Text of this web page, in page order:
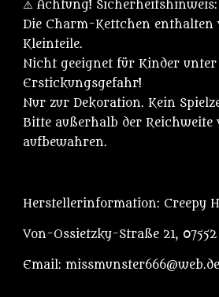
⚠️ Achtung! Sicherheitshinweis:
Die Charm-Kettchen enthalten
Kleinteile.
Nicht geeignet für Kinder unter
Erstickungsgefahr!
Nur zur Dekoration. Kein
Bitte außerhalb der
aufbewahren.
Herstellerinformation: Creepy
Von-Ossietzky-Straße 21, 07552
Email: missmunster666@web.de